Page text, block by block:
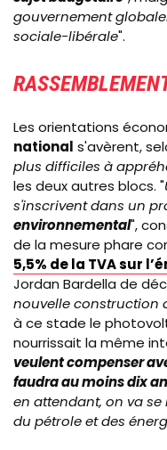
gouvernement
sociale-libérale".
Les orientations
national s'avèrent,
plus difficiles à
les deux autres blocs. "
s'inscrivent dans un
environnemental",
de la mesure phare
5,5% de la TVA sur
Jordan Bardella de
nouvelle construction
à ce stade le
nourrissait la même
veulent compenser
faudra au moins dix
en attendant, on va
du pétrole et des